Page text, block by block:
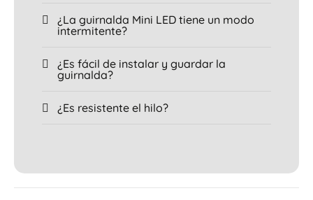
¿La guirnalda Mini LED tiene un modo
intermitente?
¿Es fácil de instalar y guardar la
guirnalda?
¿Es resistente el hilo?